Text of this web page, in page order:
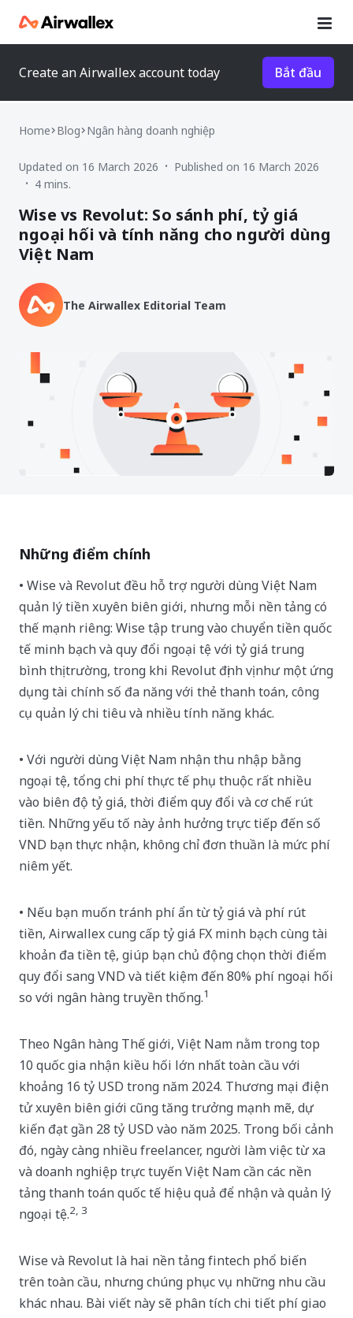
Create an Airwallex account today Bắt đầu
Home Blog Ngân hàng doanh nghiệp
Updated on 16 March 2026 • Published on 16 March 2026
• 4 mins.
Wise vs Revolut: So sánh phí, tỷ giá
ngoại hối và tính năng cho người dùng
Việt Nam
The Airwallex Editorial Team
Những điểm chính
• Wise và Revolut đều hỗ trợ người dùng Việt Nam
quản lý tiền xuyên biên giới, nhưng mỗi nền tảng có
thế mạnh riêng: Wise tập trung vào chuyển tiền quốc
tế minh bạch và quy đổi ngoại tệ với tỷ giá trung
bình thị trường, trong khi Revolut định vị như một ứng
dụng tài chính số đa năng với thẻ thanh toán, công
cụ quản lý chi tiêu và nhiều tính năng khác.
• Với người dùng Việt Nam nhận thu nhập bằng
ngoại tệ, tổng chi phí thực tế phụ thuộc rất nhiều
vào biên độ tỷ giá, thời điểm quy đổi và cơ chế rút
tiền. Những yếu tố này ảnh hưởng trực tiếp đến số
VND bạn thực nhận, không chỉ đơn thuần là mức phí
niêm yết.
• Nếu bạn muốn tránh phí ẩn từ tỷ giá và phí rút
tiền, Airwallex cung cấp tỷ giá FX minh bạch cùng tài
khoản đa tiền tệ, giúp bạn chủ động chọn thời điểm
quy đổi sang VND và tiết kiệm đến 80% phí ngoại hối
so với ngân hàng truyền thống.1
Theo Ngân hàng Thế giới, Việt Nam nằm trong top
10 quốc gia nhận kiều hối lớn nhất toàn cầu với
khoảng 16 tỷ USD trong năm 2024. Thương mại điện
tử xuyên biên giới cũng tăng trưởng mạnh mẽ, dự
kiến đạt gần 28 tỷ USD vào năm 2025. Trong bối cảnh
đó, ngày càng nhiều freelancer, người làm việc từ xa
và doanh nghiệp trực tuyến Việt Nam cần các nền
tảng thanh toán quốc tế hiệu quả để nhận và quản lý
ngoại tệ.2, 3
Wise và Revolut là hai nền tảng fintech phổ biến
trên toàn cầu, nhưng chúng phục vụ những nhu cầu
khác nhau. Bài viết này sẽ phân tích chi tiết phí giao